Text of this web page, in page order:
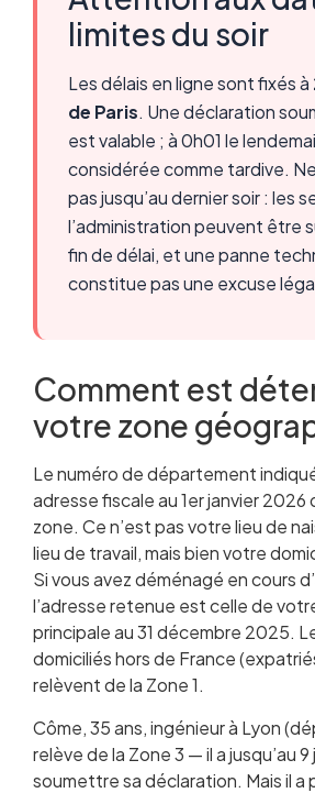
limites du soir
Les délais en ligne sont fixés à
de Paris. Une déclaration
est valable ; à 0h01 le
considérée comme tardive.
pas jusqu’au dernier soir : les
l’administration peuvent être
fin de délai, et une panne
constitue pas une excuse
Comment est
votre zone
Le numéro de département
adresse fiscale au 1er janvier
zone. Ce n’est pas votre lieu de
lieu de travail, mais bien votre
Si vous avez déménagé en cours
l’adresse retenue est celle de
principale au 31 décembre 2025.
domiciliés hors de France
relèvent de la Zone 1.
Côme, 35 ans, ingénieur à Lyon
relève de la Zone 3 — il a jusqu’au
soumettre sa déclaration. Mais il a